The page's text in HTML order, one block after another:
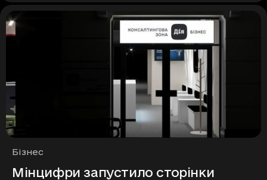
Рубрики
Бізнес
Мінцифри запустило сторінки